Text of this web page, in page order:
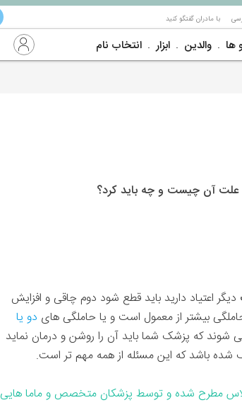
با مادران گفتگو کنید
ها والدین ابزار انتخاب نام
آن چیست و چه باید کرد؟
دیگر اعتیاد دارید باید قطع شود دوم چاقی و افزایش
بیشتر از معمول است و یا حاملگی های دو یا
شوند که پزشک شما باید آن را روشن و درمان نماید
شده باشد که این مسئله از همه مهم تر است.
مطرح شده و توسط پزشکان متخصص و ماما هایی